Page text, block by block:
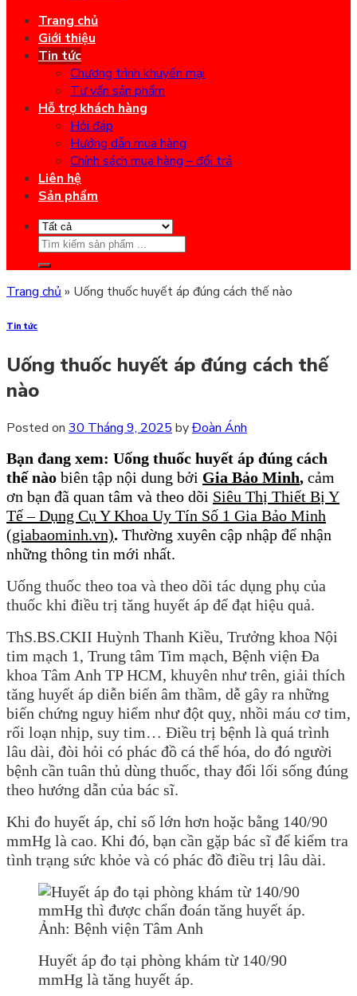
Trang chủ
Giới thiệu
Tin tức
Chương trình khuyến mại
Tư vấn sản phẩm
Hỗ trợ khách hàng
Hỏi đáp
Hướng dẫn mua hàng
Chính sách mua hàng – đổi trả
Liên hệ
Sản phẩm
Search
for:
Trang chủ » Uống thuốc huyết áp đúng cách thế nào
Tin tức
Uống thuốc huyết áp đúng cách thế
nào
Posted on 30 Tháng 9, 2025 byĐoàn Ánh
Bạn đang xem: Uống thuốc huyết áp đúng cách
thế nào biên tập nội dung bởi Gia Bảo Minh, cảm
ơn bạn đã quan tâm và theo dõi Siêu Thị Thiết Bị Y
Tế – Dụng Cụ Y Khoa Uy Tín Số 1 Gia Bảo Minh
(giabaominh.vn). Thường xuyên cập nhập để nhận
những thông tin mới nhất.
Uống thuốc theo toa và theo dõi tác dụng phụ của
thuốc khi điều trị tăng huyết áp để đạt hiệu quả.
ThS.BS.CKII Huỳnh Thanh Kiều, Trưởng khoa Nội
tim mạch 1, Trung tâm Tim mạch, Bệnh viện Đa
khoa Tâm Anh TP HCM, khuyên như trên, giải thích
tăng huyết áp diễn biến âm thầm, dễ gây ra những
biến chứng nguy hiểm như đột quỵ, nhồi máu cơ tim,
rối loạn nhịp, suy tim… Điều trị bệnh là quá trình
lâu dài, đòi hỏi có phác đồ cá thể hóa, do đó người
bệnh cần tuân thủ dùng thuốc, thay đổi lối sống đúng
theo hướng dẫn của bác sĩ.
Khi đo huyết áp, chỉ số lớn hơn hoặc bằng 140/90
mmHg là cao. Khi đó, bạn cần gặp bác sĩ để kiểm tra
tình trạng sức khỏe và có phác đồ điều trị lâu dài.
Huyết áp đo tại phòng khám từ 140/90
mmHg là tăng huyết áp.